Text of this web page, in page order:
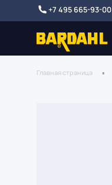
+7 495 665-93-00
Главная страница